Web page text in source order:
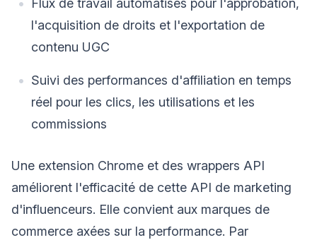
Flux de travail automatisés pour l'approbation,
l'acquisition de droits et l'exportation de
contenu UGC
Suivi des performances d'affiliation en temps
réel pour les clics, les utilisations et les
commissions
Une extension Chrome et des wrappers API
améliorent l'efficacité de cette API de marketing
d'influenceurs. Elle convient aux marques de
commerce axées sur la performance. Par